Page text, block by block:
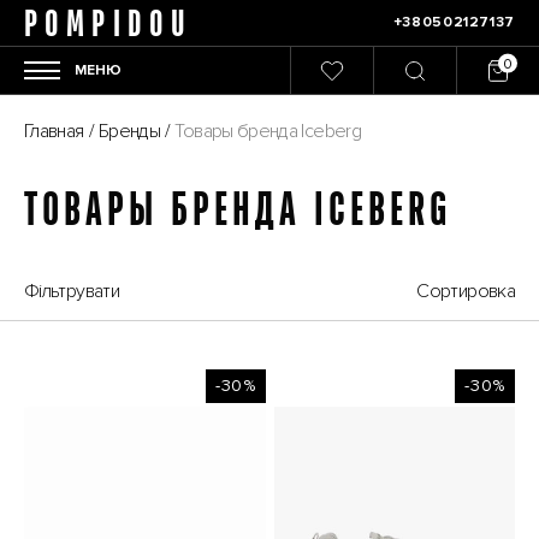
POMPIDOU +380502127137
МЕНЮ
Главная / Бренды / Товары бренда Iceberg
ТОВАРЫ БРЕНДА ICEBERG
Фільтрувати Сортировка
-30% -30%